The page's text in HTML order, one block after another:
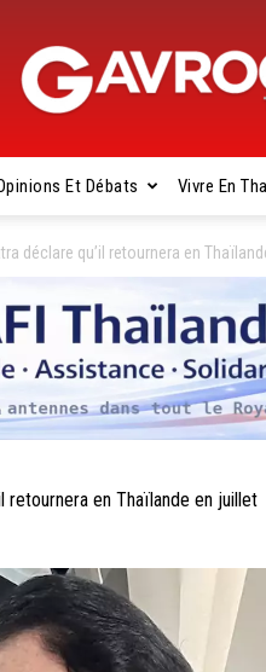
Gavroche
Thaïlande
Et Débats Vivre En
déclare qu’il retournera en
retournera en Thaïlande en juillet